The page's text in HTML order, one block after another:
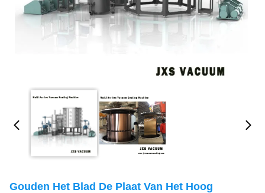
Gouden Het Blad De Plaat Van Het Hoog